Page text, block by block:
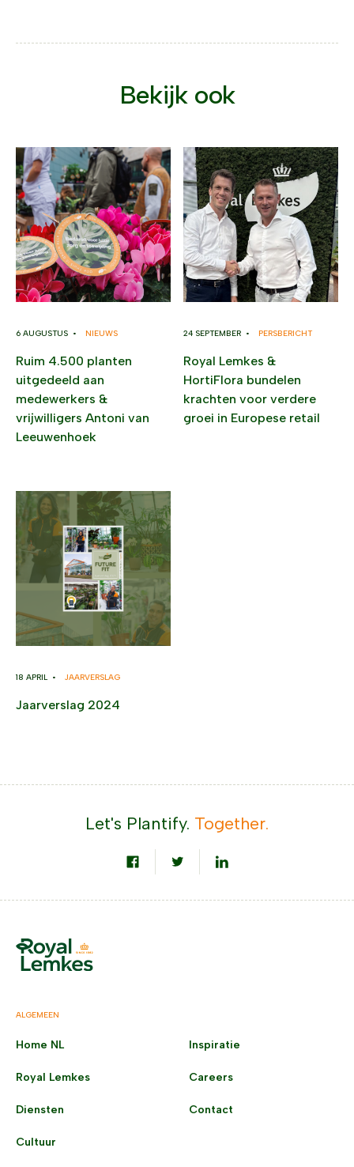
Bekijk ook
6 AUGUSTUS • NIEUWS
Ruim 4.500 planten
uitgedeeld aan
medewerkers &
vrijwilligers Antoni van
Leeuwenhoek
24 SEPTEMBER • PERSBERICHT
Royal Lemkes &
HortiFlora bundelen
krachten voor verdere
groei in Europese retail
18 APRIL • JAARVERSLAG
Jaarverslag 2024
Let's Plantify. Together.
ALGEMEEN
Home NL
Royal Lemkes
Diensten
Cultuur
Inspiratie
Careers
Contact